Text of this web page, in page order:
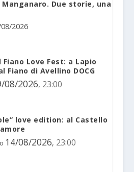
Manganaro. Due storie, una
2026
Love Fest: a Lapio
Fiano di Avellino DOCG
08/2026, 23:00
love edition: al Castello
14/08/2026, 23:00